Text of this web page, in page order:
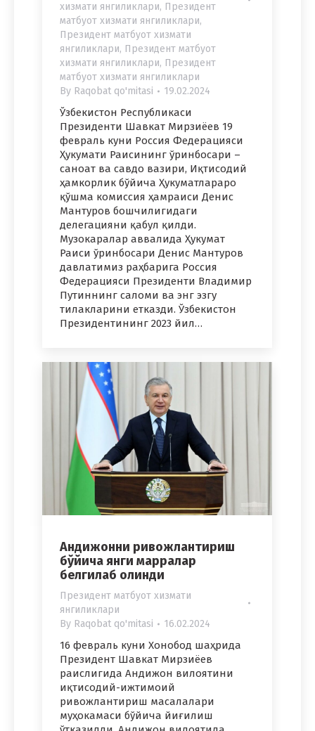
хизмати янгиликлари, Президент
матбуот хизмати янгиликлари,
Президент матбуот хизмати
янгиликлари, Президент матбуот
хизмати янгиликлари, Президент
матбуот хизмати янгиликлари
By Raqobat qo'mitasi 19.02.2024
Ўзбекистон Республикаси
Президенти Шавкат Мирзиёев 19
февраль куни Россия Федерацияси
Ҳукумати Раисининг ўринбосари –
саноат ва савдо вазири, Иқтисодий
ҳамкорлик бўйича Ҳукуматлараро
қўшма комиссия ҳамраиси Денис
Мантуров бошчилигидаги
делегацияни қабул қилди.
Музокаралар аввалида Ҳукумат
Раиси ўринбосари Денис Мантуров
давлатимиз раҳбарига Россия
Федерацияси Президенти Владимир
Путиннинг саломи ва энг эзгу
тилакларини етказди. Ўзбекистон
Президентининг 2023 йил…
Андижонни ривожлантириш
бўйича янги марралар
белгилаб олинди
Президент матбуот хизмати
янгиликлари
By Raqobat qo'mitasi 16.02.2024
16 февраль куни Хонобод шаҳрида
Президент Шавкат Мирзиёев
раислигида Андижон вилоятини
иқтисодий-ижтимоий
ривожлантириш масалалари
муҳокамаси бўйича йиғилиш